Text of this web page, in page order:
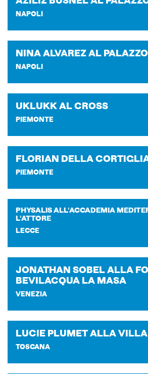
NAPOLI
NINA AL­VA­REZ AL
NAPOLI
UKLUKK AL CROSS
PIEMONTE
FLO­RIAN DELLA
PIEMONTE
PHY­SA­LIS AL­L'AC­CA­DE­MIA
L'AT­TO­RE
LECCE
JO­NA­THAN SOBEL ALLA
BE­VI­LAC­QUA LA MASA
VENEZIA
LUCIE PLU­MET ALLA
TOSCANA